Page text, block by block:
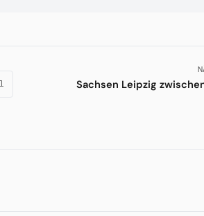
Sachsen Leipzig